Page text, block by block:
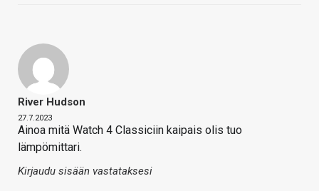
River Hudson
27.7.2023
Ainoa mitä Watch 4 Classiciin kaipais olis tuo
lämpömittari.
Kirjaudu sisään vastataksesi